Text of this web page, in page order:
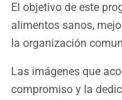
El objetivo de este
alimentos sanos,
la organización
Las imágenes que
compromiso y la